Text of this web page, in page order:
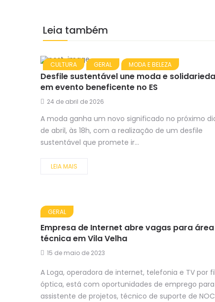
Leia também
CULTURA GERAL MODA E BELEZA
Desfile sustentável une moda e
em evento beneficente no ES
24 de abril de 2026
A moda ganha um novo significado no próximo
de abril, às 18h, com a realização de um desfile
sustentável que promete ir...
LEIA MAIS
GERAL
Empresa de Internet abre vagas para área
técnica em Vila Velha
15 de maio de 2023
A Loga, operadora de internet, telefonia e TV por
óptica, está com oportunidades de emprego para
assistente de projetos, técnico de suporte de